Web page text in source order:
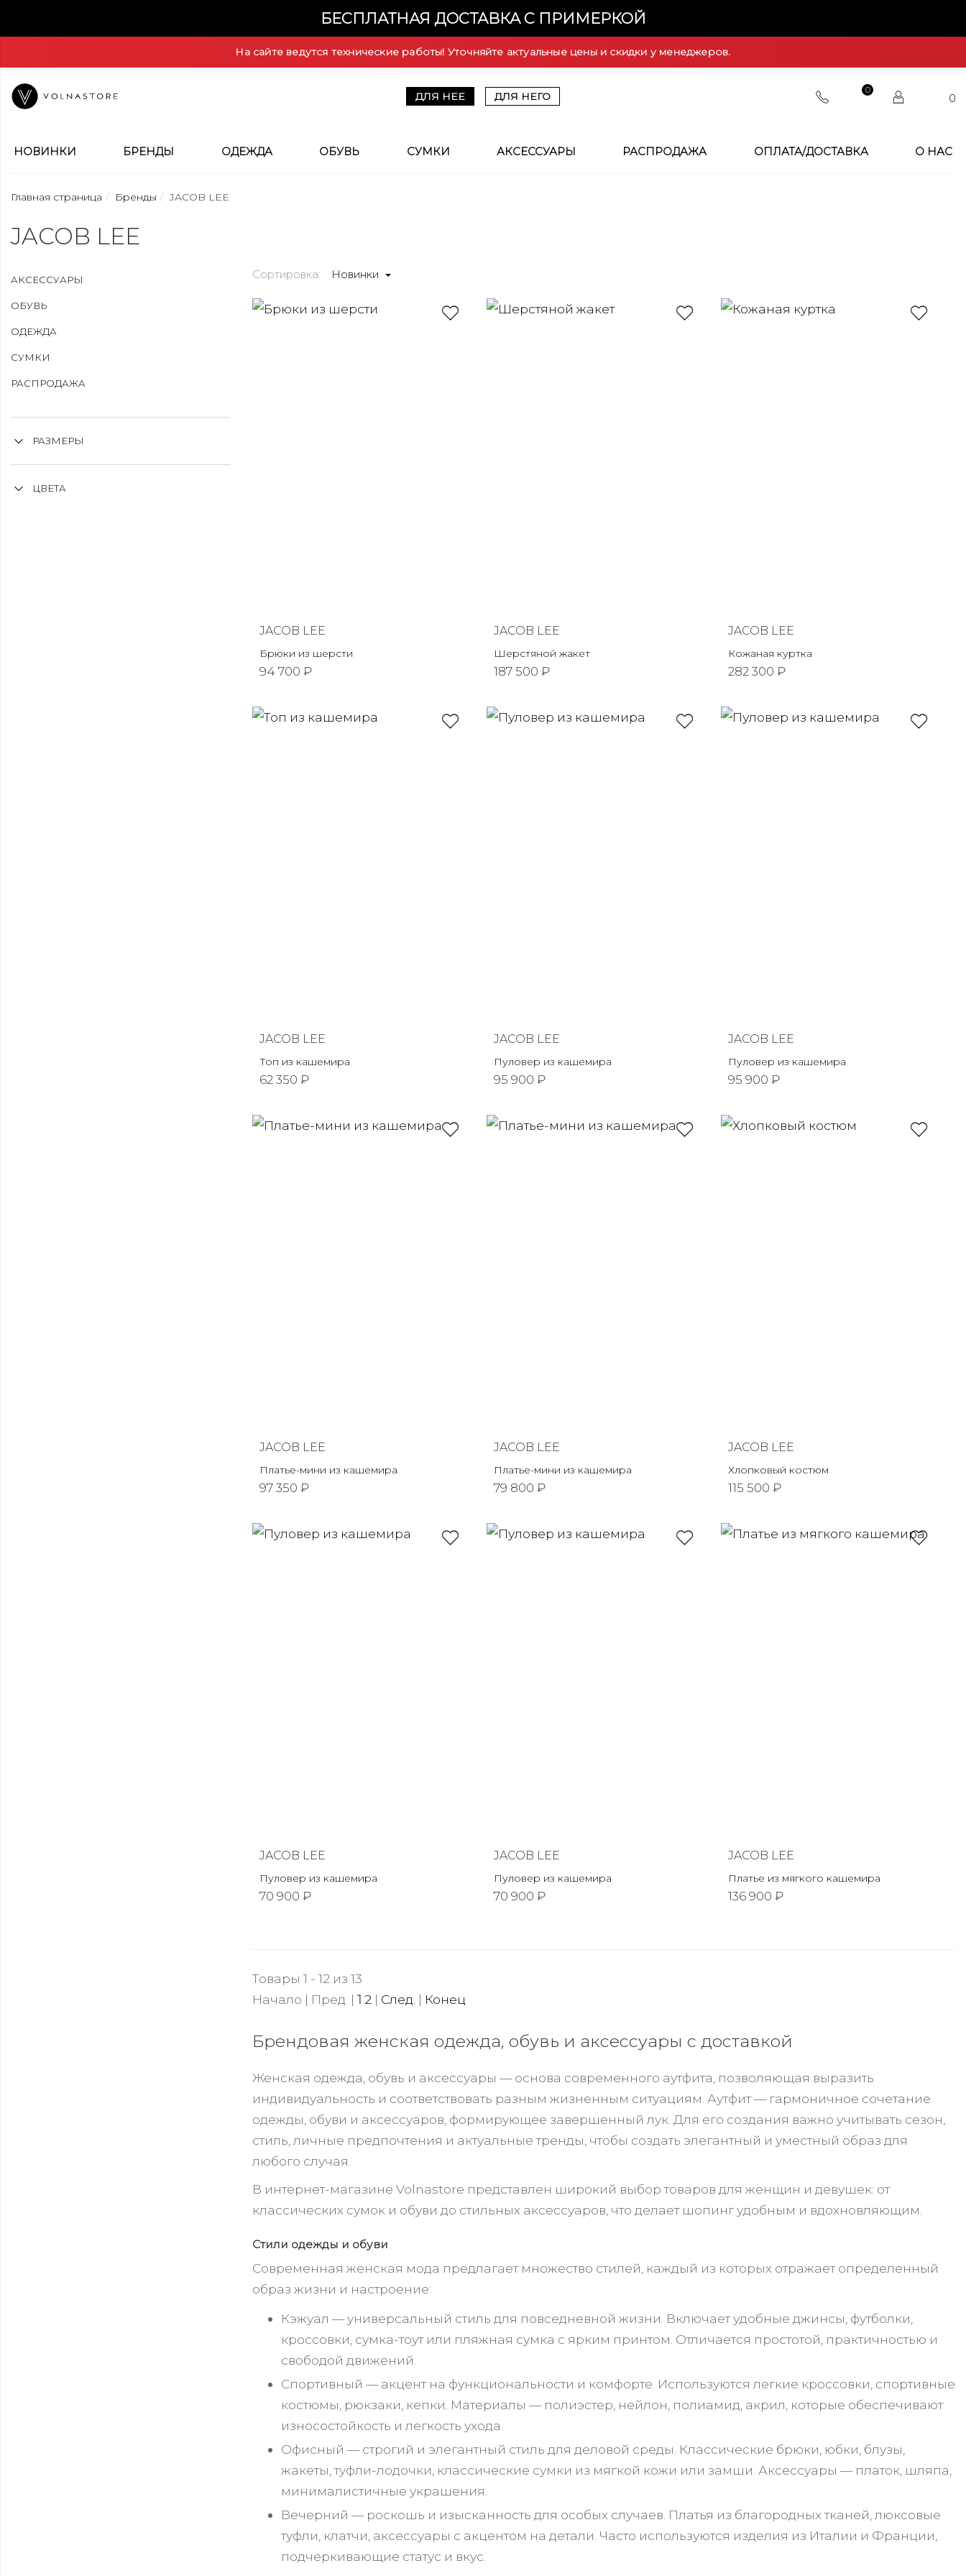
БЕСПЛАТНАЯ ДОСТАВКА С ПРИМЕРКОЙ
На сайте ведутся технические работы! Уточняйте актуальные цены и скидки у менеджеров.
ДЛЯ НЕЕ ДЛЯ НЕГО
0
0
НОВИНКИ БРЕНДЫ ОДЕЖДА ОБУВЬ СУМКИ АКСЕССУАРЫ РАСПРОДАЖА ОПЛАТА/ДОСТАВКА О НАС
Главная страница Бренды JACOB LEE
JACOB LEE
АКСЕССУАРЫ
ОБУВЬ
ОДЕЖДА
СУМКИ
РАСПРОДАЖА
РАЗМЕРЫ
ЦВЕТА
Сортировка: Новинки
JACOB LEE
Брюки из шерсти
94 700 ₽
JACOB LEE
Шерстяной жакет
187 500 ₽
JACOB LEE
Кожаная куртка
282 300 ₽
JACOB LEE
Топ из кашемира
62 350 ₽
JACOB LEE
Пуловер из кашемира
95 900 ₽
JACOB LEE
Пуловер из кашемира
95 900 ₽
JACOB LEE
Платье-мини из кашемира
97 350 ₽
JACOB LEE
Платье-мини из кашемира
79 800 ₽
JACOB LEE
Хлопковый костюм
115 500 ₽
JACOB LEE
Пуловер из кашемира
70 900 ₽
JACOB LEE
Пуловер из кашемира
70 900 ₽
JACOB LEE
Платье из мягкого кашемира
136 900 ₽
Товары 1 - 12 из 13
Начало | Пред. | 1 2 | След. | Конец
Брендовая женская одежда, обувь и аксессуары с доставкой
Женская одежда, обувь и аксессуары — основа современного аутфита, позволяющая выразить
индивидуальность и соответствовать разным жизненным ситуациям. Аутфит — гармоничное сочетание
одежды, обуви и аксессуаров, формирующее завершенный лук. Для его создания важно учитывать сезон,
стиль, личные предпочтения и актуальные тренды, чтобы создать элегантный и уместный образ для
любого случая.
В интернет-магазине Volnastore представлен широкий выбор товаров для женщин и девушек: от
классических сумок и обуви до стильных аксессуаров, что делает шопинг удобным и вдохновляющим.
Стили одежды и обуви
Современная женская мода предлагает множество стилей, каждый из которых отражает определенный
образ жизни и настроение:
Кэжуал — универсальный стиль для повседневной жизни. Включает удобные джинсы, футболки,
кроссовки, сумка-тоут или пляжная сумка с ярким принтом. Отличается простотой, практичностью и
свободой движений.
Спортивный — акцент на функциональности и комфорте. Используются легкие кроссовки, спортивные
костюмы, рюкзаки, кепки. Материалы — полиэстер, нейлон, полиамид, акрил, которые обеспечивают
износостойкость и легкость ухода.
Офисный — строгий и элегантный стиль для деловой среды. Классические брюки, юбки, блузы,
жакеты, туфли-лодочки, классические сумки из мягкой кожи или замши. Аксессуары — платок, шляпа,
минималистичные украшения.
Вечерний — роскошь и изысканность для особых случаев. Платья из благородных тканей, люксовые
туфли, клатчи, аксессуары с акцентом на детали. Часто используются изделия из Италии и Франции,
подчеркивающие статус и вкус.